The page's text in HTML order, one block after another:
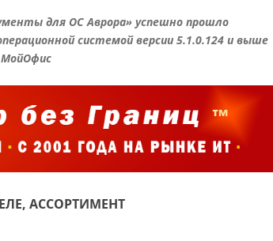
для ОС Аврора» успешно прошло
системой версии 5.1.0.124 и выше
АССОРТИМЕНТ